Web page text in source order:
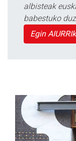
albisteak
babestuko
Egin